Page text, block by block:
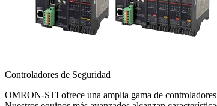
Controladores de Seguridad
OMRON-STI ofrece una amplia gama de